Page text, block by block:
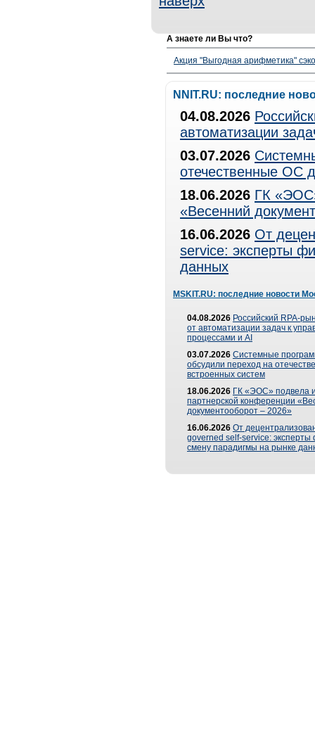
А знаете ли Вы что?
Акция "Выгодная арифметика"
NNIT.RU: последние
04.08.2026
автоматизации
03.07.2026
отечественные ОС
18.06.2026 ГК
«Весенний
16.06.2026 От
service: эксперты
данных
MSKIT.RU: последние новости
04.08.2026 Российский RPA-
от автоматизации задач к
процессами и AI
03.07.2026 Системные
обсудили переход на
встроенных систем
18.06.2026 ГК «ЭОС» подвела
партнерской конференции
документооборот – 2026»
16.06.2026 От
governed self-service: эксперты
смену парадигмы на рынке